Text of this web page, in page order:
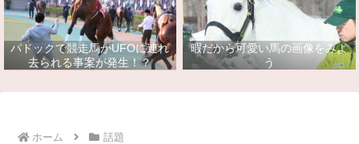
パドックで競走馬がUFOに連れ
去られる事案が発生！？
暇だから可愛い馬の画像をみよ
う
ホーム 話題